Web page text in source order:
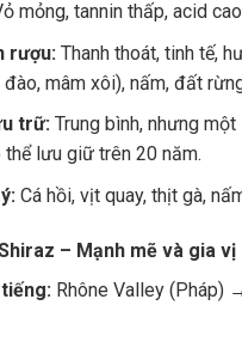
mỏng, tannin thấp, acid
rượu: Thanh thoát, tinh tế,
đào, mâm xôi), nấm, đất
trữ: Trung bình, nhưng một
thể lưu giữ trên 20 năm.
Cá hồi, vịt quay, thịt gà,
– Mạnh mẽ và gia vị
Rhône Valley (Pháp)